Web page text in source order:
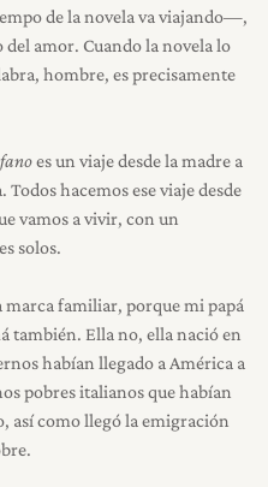
de la novela va viajando—,
amor. Cuando la novela lo
hombre, es precisamente
es un viaje desde la madre a
hacemos ese viaje desde
vamos a vivir, con un
solos.
familiar, porque mi papá
también. Ella no, ella nació en
habían llegado a América a
pobres italianos que habían
así como llegó la emigración